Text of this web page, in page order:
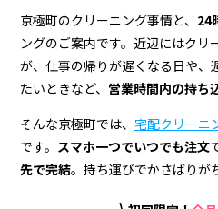
＆
宅
配
ク
リ
ー
京極町のクリーニング事情と、 24
ングのご案内です。近辺にはクリ
が、仕事の帰りが遅くなる日や、
たいときなど、 営業時間内の持ち
そんな京極町では、 宅配クリーニ
です。 スマホ一つでいつでも注文
先で完結。持ち運びでかさばりが